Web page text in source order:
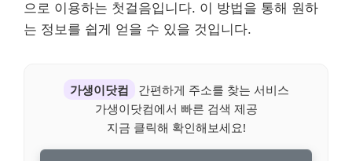
으로 이용하는 첫걸음입니다. 이 방법을 통해 원하
는 정보를 쉽게 얻을 수 있을 것입니다.
가생이닷컴
간편하게 주소를 찾는 서비스
가생이닷컴에서 빠른 검색 제공
지금 클릭해 확인해보세요!